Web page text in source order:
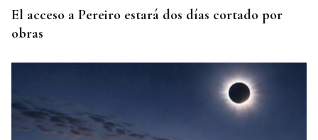
El acceso a Pereiro estará dos días cortado por
obras